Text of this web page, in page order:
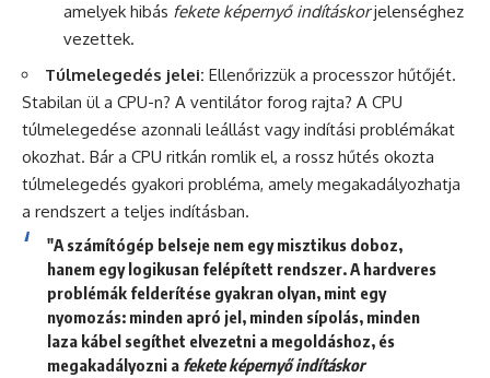
amelyek hibás fekete képernyő indításkorjelenséghez
vezettek.
Túlmelegedés jelei: Ellenőrizzük a processzor hűtőjét.
Stabilan ül a CPU-n? A ventilátor forog rajta? A CPU
túlmelegedése azonnali leállást vagy indítási problémákat
okozhat. Bár a CPU ritkán romlik el, a rossz hűtés okozta
túlmelegedés gyakori probléma, amely megakadályozhatja
a rendszert a teljes indításban.
"A számítógép belseje nem egy misztikus doboz,
hanem egy logikusan felépített rendszer. A hardveres
problémák felderítése gyakran olyan, mint egy
nyomozás: minden apró jel, minden sípolás, minden
laza kábel segíthet elvezetni a megoldáshoz, és
megakadályozni a fekete képernyő indításkor